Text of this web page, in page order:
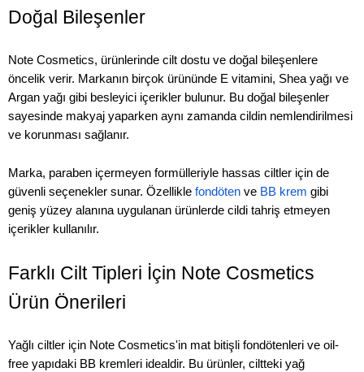
Doğal Bileşenler
Note Cosmetics, ürünlerinde cilt dostu ve doğal bileşenlere
öncelik verir. Markanın birçok ürününde E vitamini, Shea yağı ve
Argan yağı gibi besleyici içerikler bulunur. Bu doğal bileşenler
sayesinde makyaj yaparken aynı zamanda cildin nemlendirilmesi
ve korunması sağlanır.
Marka, paraben içermeyen formülleriyle hassas ciltler için de
güvenli seçenekler sunar. Özellikle fondöten ve BB krem gibi
geniş yüzey alanına uygulanan ürünlerde cildi tahriş etmeyen
içerikler kullanılır.
Farklı Cilt Tipleri İçin Note Cosmetics
Ürün Önerileri
Yağlı ciltler için Note Cosmetics'in mat bitişli fondötenleri ve oil-
free yapıdaki BB kremleri idealdir. Bu ürünler, ciltteki yağ